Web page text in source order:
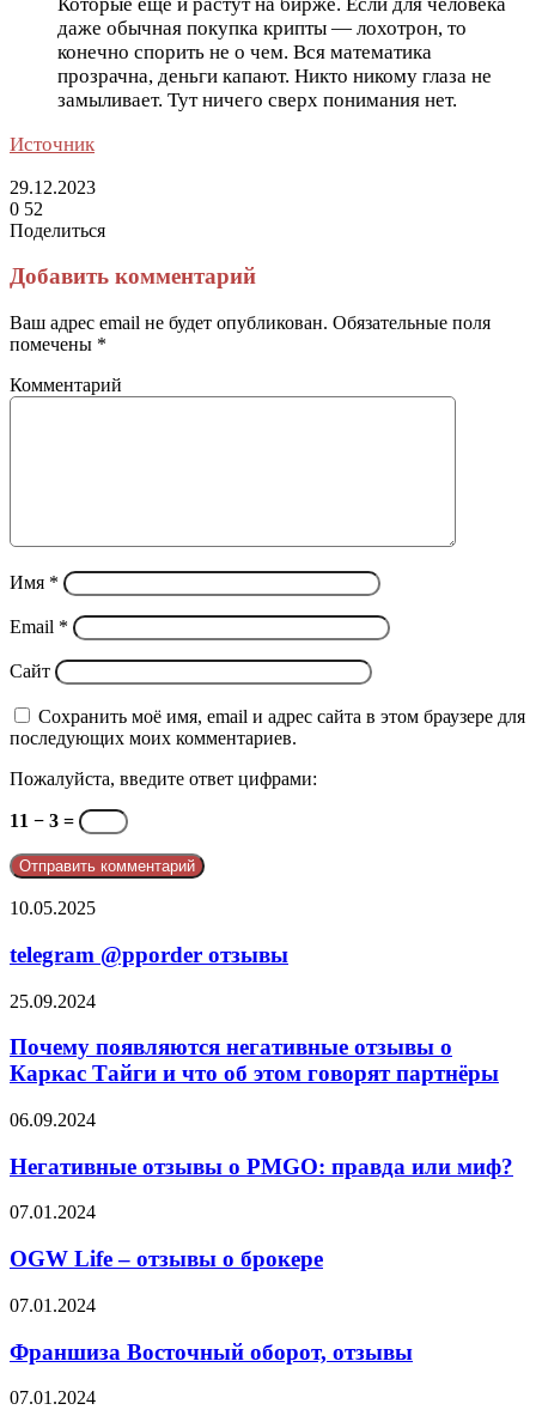
даже обычная покупка крипты — лохотрон, то
конечно спорить не о чем. Вся математика
прозрачна, деньги капают. Никто никому глаза не
замыливает. Тут ничего сверх понимания нет.
Источник
29.12.2023
0 52
Поделиться
через
электронную
почту
Добавить комментарий
Ваш адрес email не будет опубликован. Обязательные поля
помечены *
Комментарий
Имя *
Email *
Сайт
Сохранить моё имя, email и адрес сайта в этом браузере для
последующих моих комментариев.
Пожалуйста, введите ответ цифрами:
11 − 3 =
telegram
отзывы
10.05.2025
telegram @pporder отзывы
Почему
негативные
отзывы
о
Тайги
что
этом
партнёры
25.09.2024
Почему появляются негативные отзывы о
Каркас Тайги и что об этом говорят партнёры
Негативные
о
PMGO:
правда
миф?
06.09.2024
Негативные отзывы о PMGO: правда или миф?
OGW
–
о
07.01.2024
OGW Life – отзывы о брокере
Франшиза
оборот,
отзывы
07.01.2024
Франшиза Восточный оборот, отзывы
Ares
07.01.2024